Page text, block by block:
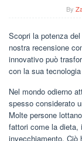
By
Scopri la potenza
nostra recensione
innovativo può
con la sua
Nel mondo odierno
spesso considerato
Molte persone
fattori come la dieta,
invecchiamento. Ciò